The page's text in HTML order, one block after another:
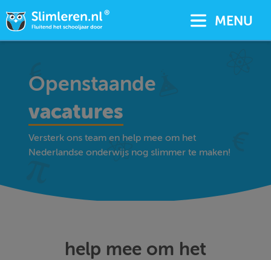
MENU
Openstaande
vacatures
Versterk ons team en help mee om het
Nederlandse onderwijs nog slimmer te maken!
help mee om het